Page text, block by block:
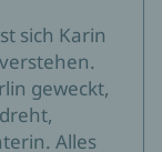
sich Karin
geweckt,
Alles